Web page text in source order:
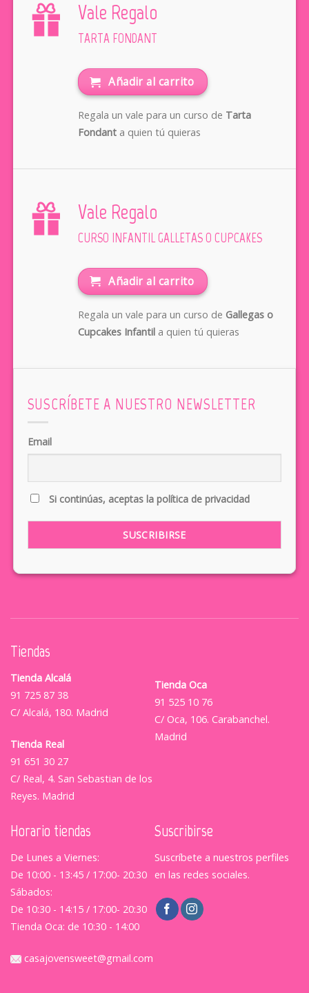
Vale Regalo
TARTA FONDANT
Añadir al carrito
Regala un vale para un curso de Tarta
Fondanta quien tú quieras
Vale Regalo
CURSO INFANTIL GALLETAS O CUPCAKES
Añadir al carrito
Regala un vale para un curso de Gallegas o
Cupcakes Infantila quien tú quieras
SUSCRÍBETE A NUESTRO NEWSLETTER
Email
Si continúas, aceptas la política de privacidad
Tiendas
Tienda Alcalá
91 725 87 38
C/ Alcalá, 180. Madrid
Tienda Real
91 651 30 27
C/ Real, 4. San Sebastian de los
Reyes. Madrid
Tienda Oca
91 525 10 76
C/ Oca, 106. Carabanchel.
Madrid
Horario tiendas
De Lunes a Viernes:
De 10:00 - 13:45 / 17:00- 20:30
Sábados:
De 10:30 - 14:15 / 17:00- 20:30
Tienda Oca: de 10:30 - 14:00
Suscribirse
Suscríbete a nuestros perfiles
en las redes sociales.
casajovensweet@gmail.com